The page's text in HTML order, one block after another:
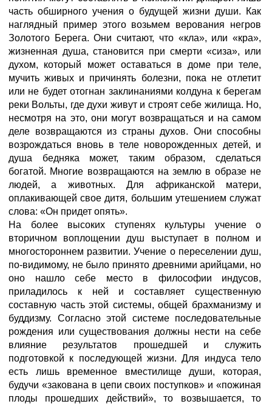
часть обширного учения о будущей жизни души. Как
наглядный пример этого возьмем верования негров
Золотого Берега. Они считают, что «кла», или «кра»,
жизненная душа, становится при смерти «сиза», или
духом, который может оставаться в доме при теле,
мучить живых и причинять болезни, пока не отлетит
или не будет отогнан заклинаниями колдуна к берегам
реки Вольты, где духи живут и строят себе жилища. Но,
несмотря на это, они могут возвращаться и на самом
деле возвращаются из страны духов. Они способны
возрождаться вновь в теле новорожденных детей, и
душа бедняка может, таким образом, сделаться
богатой. Многие возвращаются на землю в образе не
людей, а животных. Для африканской матери,
оплакивающей свое дитя, большим утешением служат
слова: «Он придет опять».
На более высоких ступенях культуры учение о
вторичном воплощении душ выступает в полном и
многостороннем развитии. Учение о переселении душ,
по-видимому, не было принято древними арийцами, но
оно нашло себе место в философии индусов,
приладилось к ней и составляет существенную
составную часть этой системы, общей брахманизму и
буддизму. Согласно этой системе последовательные
рождения или существования должны нести на себе
влияние результатов прошедшей и служить
подготовкой к последующей жизни. Для индуса тело
есть лишь временное вместилище души, которая,
будучи «закована в цепи своих поступков» и «пожиная
плоды прошедших действий», то возвышается, то